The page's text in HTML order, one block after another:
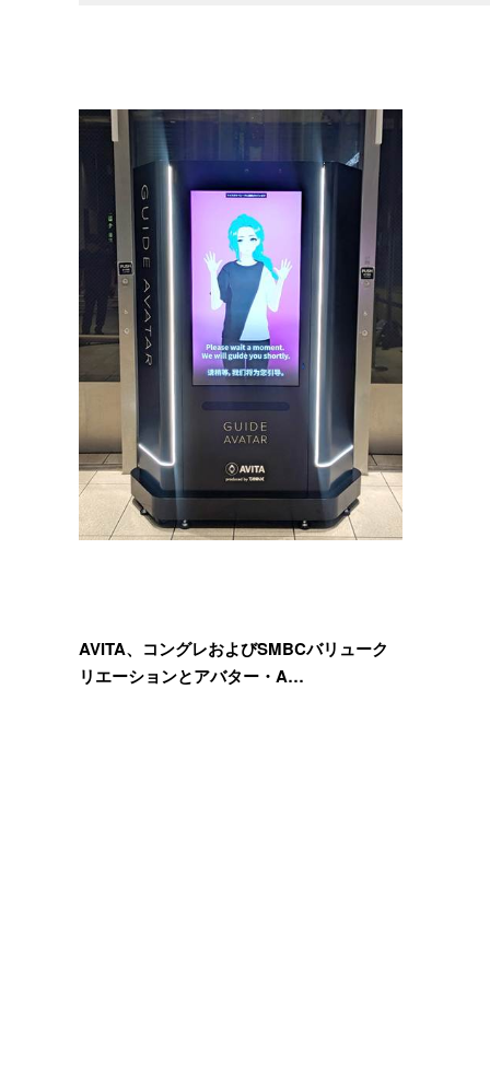
AVITA、コングレおよびSMBCバリューク
リエーションとアバター・A…